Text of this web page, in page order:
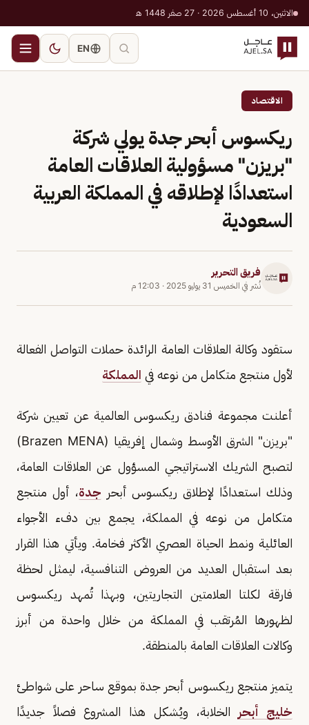
الاثنين، 10 أغسطس 2026 · 27 صفر 1448 هـ
EN
الاقتصاد
ريكسوس أبحر جدة يولي شركة
"بريزن" مسؤولية العلاقات العامة
استعدادًا لإطلاقه في المملكة العربية
السعودية
فريق التحرير
نُشر في الخميس 31 يوليو 2025 · 12:03 م
ستقود وكالة العلاقات العامة الرائدة حملات التواصل الفعالة
لأول منتجع متكامل من نوعه في المملكة
أعلنت مجموعة فنادق ريكسوس العالمية عن تعيين شركة
"بريزن" الشرق الأوسط وشمال إفريقيا (Brazen MENA)
لتصبح الشريك الاستراتيجي المسؤول عن العلاقات العامة،
وذلك استعدادًا لإطلاق ريكسوس أبحر جدة، أول منتجع
متكامل من نوعه في المملكة، يجمع بين دفء الأجواء
العائلية ونمط الحياة العصري الأكثر فخامة. ويأتي هذا القرار
بعد استقبال العديد من العروض التنافسية، ليمثل لحظة
فارقة لكلتا العلامتين التجاريتين، وبهذا تُمهد ريكسوس
لظهورها المُرتقب في المملكة من خلال واحدة من أبرز
وكالات العلاقات العامة بالمنطقة.
يتميز منتجع ريكسوس أبحر جدة بموقع ساحر على شواطئ
خليج أبحر الخلابة، ويُشكل هذا المشروع فصلاً جديدًا